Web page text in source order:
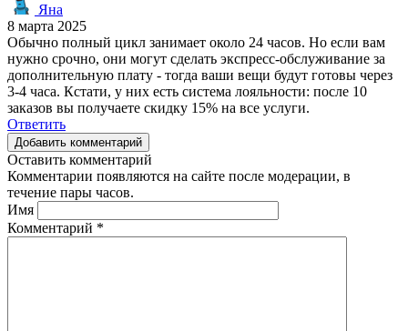
Яна
8 марта 2025
Обычно полный цикл занимает около 24 часов. Но если вам
нужно срочно, они могут сделать экспресс-обслуживание за
дополнительную плату - тогда ваши вещи будут готовы через
3-4 часа. Кстати, у них есть система лояльности: после 10
заказов вы получаете скидку 15% на все услуги.
Ответить
Добавить комментарий
Оставить комментарий
Комментарии появляются на сайте после модерации, в
течение пары часов.
Имя
Комментарий *